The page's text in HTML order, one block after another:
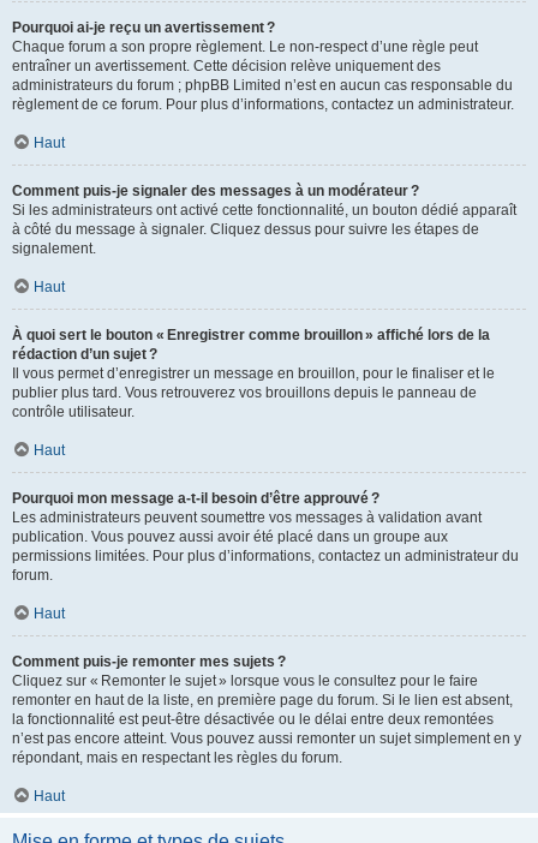
Pourquoi ai-je reçu un avertissement ?
Chaque forum a son propre règlement. Le non-respect d’une règle peut
entraîner un avertissement. Cette décision relève uniquement des
administrateurs du forum ; phpBB Limited n’est en aucun cas responsable du
règlement de ce forum. Pour plus d’informations, contactez un administrateur.
Haut
Comment puis-je signaler des messages à un modérateur ?
Si les administrateurs ont activé cette fonctionnalité, un bouton dédié apparaît
à côté du message à signaler. Cliquez dessus pour suivre les étapes de
signalement.
Haut
À quoi sert le bouton « Enregistrer comme brouillon » affiché lors de la
rédaction d’un sujet ?
Il vous permet d’enregistrer un message en brouillon, pour le finaliser et le
publier plus tard. Vous retrouverez vos brouillons depuis le panneau de
contrôle utilisateur.
Haut
Pourquoi mon message a-t-il besoin d’être approuvé ?
Les administrateurs peuvent soumettre vos messages à validation avant
publication. Vous pouvez aussi avoir été placé dans un groupe aux
permissions limitées. Pour plus d’informations, contactez un administrateur du
forum.
Haut
Comment puis-je remonter mes sujets ?
Cliquez sur « Remonter le sujet » lorsque vous le consultez pour le faire
remonter en haut de la liste, en première page du forum. Si le lien est absent,
la fonctionnalité est peut-être désactivée ou le délai entre deux remontées
n’est pas encore atteint. Vous pouvez aussi remonter un sujet simplement en y
répondant, mais en respectant les règles du forum.
Haut